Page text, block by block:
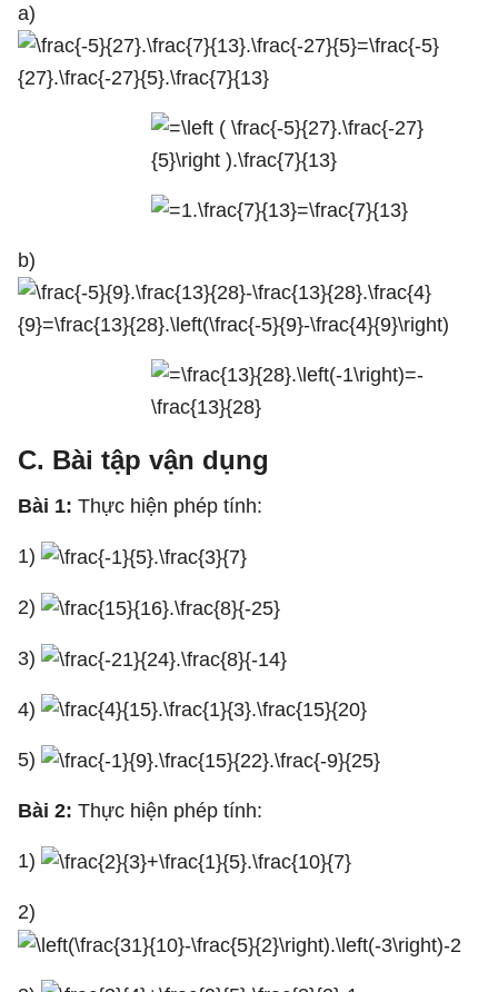
a)
b)
C. Bài tập vận dụng
Bài 1: Thực hiện phép tính:
1)
2)
3)
4)
5)
Bài 2: Thực hiện phép tính:
1)
2)